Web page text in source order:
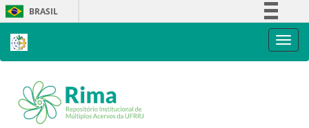
Skip
navigation
BRASIL